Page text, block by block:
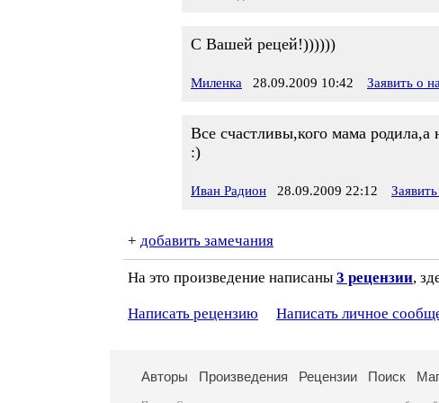
С Вашей рецей!))))))
Миленка 28.09.2009 10:42 Заявить о
Все счастливы,кого мама родила,а
:)
Иван Радион 28.09.2009 22:12
+ добавить замечания
На это произведение написаны 3 рецензии,
Написать рецензию Написать личное
Авторы Произведения Рецензии Поиск